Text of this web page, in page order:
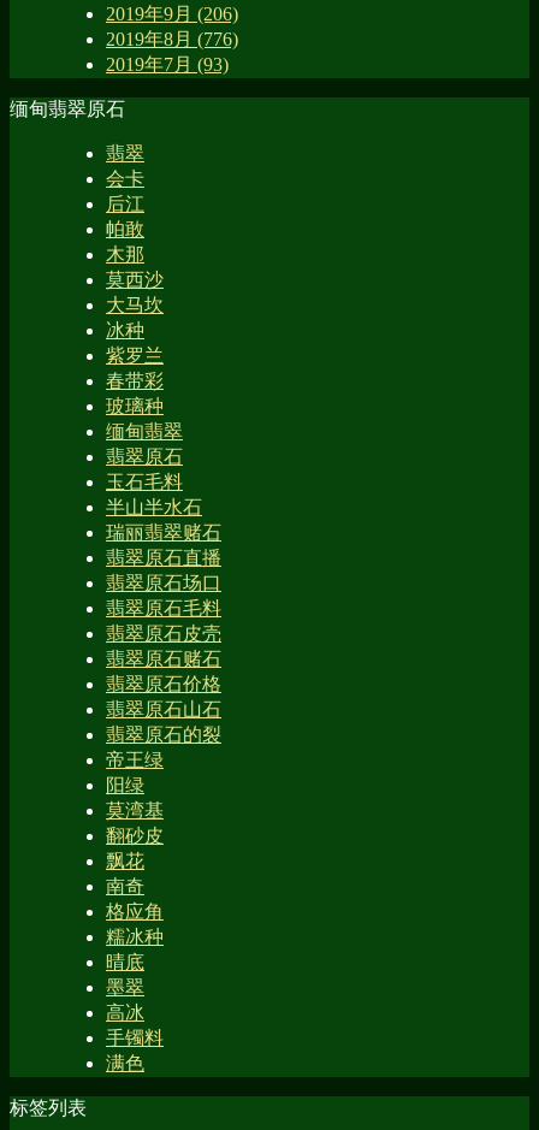
2019年9月 (206)
2019年8月 (776)
2019年7月 (93)
缅甸翡翠原石
翡翠
会卡
后江
帕敢
木那
莫西沙
大马坎
冰种
紫罗兰
春带彩
玻璃种
缅甸翡翠
翡翠原石
玉石毛料
半山半水石
瑞丽翡翠赌石
翡翠原石直播
翡翠原石场口
翡翠原石毛料
翡翠原石皮壳
翡翠原石赌石
翡翠原石价格
翡翠原石山石
翡翠原石的裂
帝王绿
阳绿
莫湾基
翻砂皮
飘花
南奇
格应角
糯冰种
晴底
墨翠
高冰
手镯料
满色
标签列表